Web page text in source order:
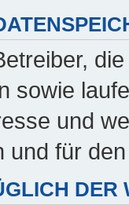
sowie
und
und für
DER